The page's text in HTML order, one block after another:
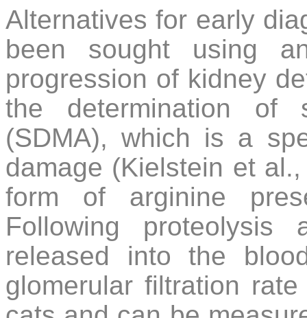
Alternatives for early
been sought using
progression of kidney
the determination of
(SDMA), which is a
damage (Kielstein et
form of arginine
Following
released into the
glomerular filtration